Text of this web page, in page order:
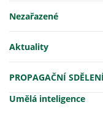
Nezařazené
Aktuality
PROPAGAČNÍ
Umělá inteligence